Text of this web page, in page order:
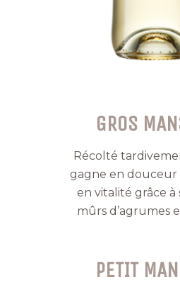
GROS
Récolté
gagne en douceur
en vitalité grâce à
mûrs d’agrumes
PETIT